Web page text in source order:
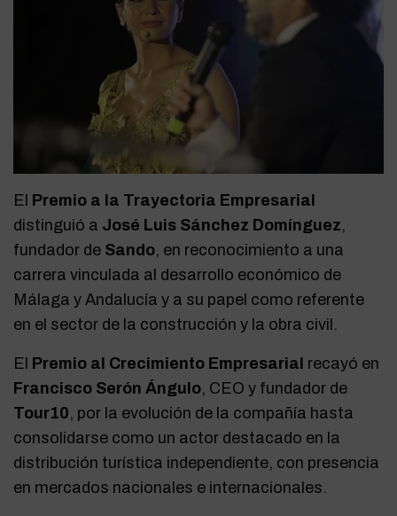
El Premio a la Trayectoria Empresarial
distinguió a José Luis Sánchez Domínguez,
fundador de Sando, en reconocimiento a una
carrera vinculada al desarrollo económico de
Málaga y Andalucía y a su papel como referente
en el sector de la construcción y la obra civil.
El Premio al Crecimiento Empresarial recayó en
Francisco Serón Ángulo, CEO y fundador de
Tour10, por la evolución de la compañía hasta
consolidarse como un actor destacado en la
distribución turística independiente, con presencia
en mercados nacionales e internacionales.